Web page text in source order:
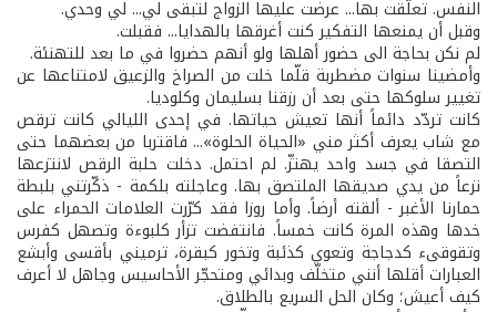
النفس. تعلّقت بها... عرضت عليها الزواج لتبقى لي... لي وحدي.
وقبل أن يمنعها التفكير كنت أغرقها بالهدايا... فقبلت.
لم نكن بحاجة الى حضور أهلها ولو أنهم حضروا في ما بعد للتهنئة.
وأمضينا سنوات مضطربة قلّما خلت من الصراخ والزعيق لامتناعها عن
تغيير سلوكها حتى بعد أن رزقنا بسليمان وكلوديا.
كانت تردّد دائماً أنها تعيش حياتها. في إحدى الليالي كانت ترقص
مع شاب يعرف أكثر مني «الحياة الحلوة»... فاقتربا من بعضهما حتى
التصقا في جسد واحد يهتزّ. لم احتمل. دخلت حلبة الرقص لانتزعها
نزعاً من يدي صديقها الملتصق بها. وعاجلته بلكمة - ذكّرتني بلبطة
حمارنا الأغبر - ألقته أرضاً. وأما روزا فقد كرّرت العلامات الحمراء على
خدها وهذه المرة كانت خمساً. فانتفضت تزأر كلبوءة وتصهل كفرس
وتقوقىء كدجاجة وتعوي كذئبة وتخور كبقرة، ترميني بأقسى وأبشع
العبارات أقلها أنني متخلّف وبدائي ومتحجّر الأحاسيس وجاهل لا أعرف
كيف أعيش؛ وكان الحل السريع بالطلاق.